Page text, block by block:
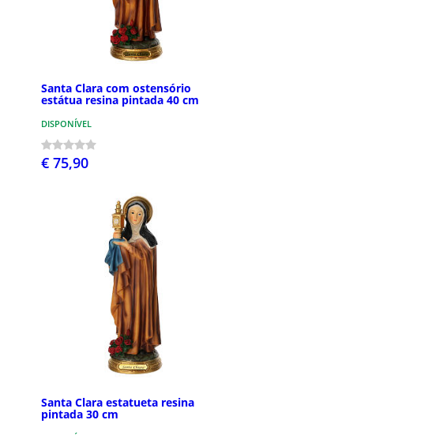
Santa Clara com ostensório
estátua resina pintada 40 cm
DISPONÍVEL
€ 75,90
Santa Clara estatueta resina
pintada 30 cm